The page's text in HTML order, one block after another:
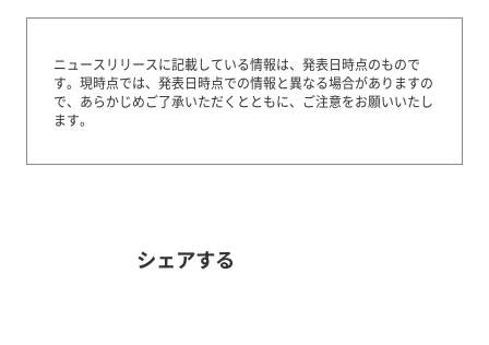
ニュースリリースに記載している情報は、発表日時点のもので
す。 現時点では、発表日時点での情報と異なる場合がありますの
で、あらかじめご了承いただくとともに、ご注意をお願いいたし
ます。
シェアする